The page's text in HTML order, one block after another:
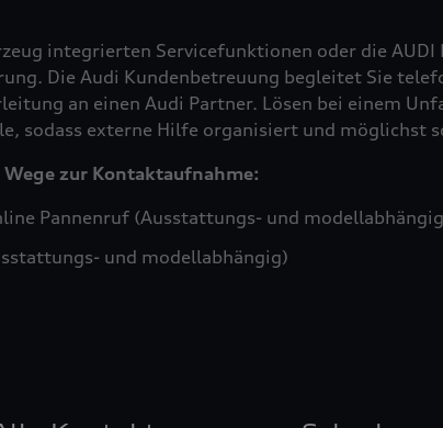
integrierten Servicefunktionen oder die
Die Audi Kundenbetreuung begleitet Sie
an einen Audi Partner. Lösen bei einem
sodass externe Hilfe organisiert und möglichst
zur Kontaktaufnahme:
Pannenruf (Ausstattungs- und
und modellabhängig)